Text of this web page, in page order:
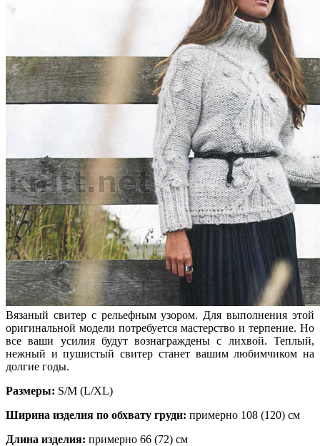
Вязаный свитер с рельефным узором. Для выполнения этой
оригинальной модели потребуется мастерство и терпение. Но
все ваши усилия будут вознаграждены с лихвой. Теплый,
нежный и пушистый свитер станет вашим любимчиком на
долгие годы.
Размеры: S/M (L/XL)
Ширина изделия по обхвату груди: примерно 108 (120) см
Длина изделия: примерно 66 (72) см